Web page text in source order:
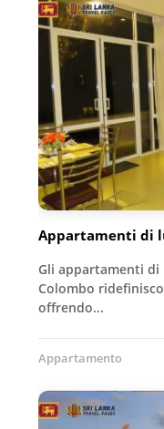
Appartamenti di
Gli appartamenti di
Colombo
offrendo...
Appartamento